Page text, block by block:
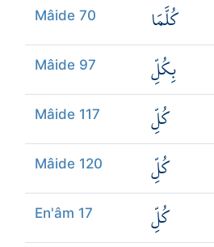
Mâide 70 كُلَّمَا
Mâide 97 بِكُلِّ
Mâide 117 كُلِّ
Mâide 120 كُلِّ
En'âm 17 كُلِّ